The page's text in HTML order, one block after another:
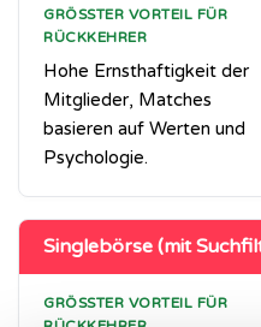
GRÖSSTER VORTEIL FÜR R
ÜCKKEHRER
Hohe Ernsthaftigkeit der
Mitglieder, Matches
basieren auf Werten und
Psychologie.
Singlebörse (mit
GRÖSSTER VORTEIL FÜR R